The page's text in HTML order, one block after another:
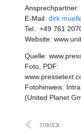
Ansprechpartner:
E-Mail:
Tel.: +49 761
Website:
Quelle:
Foto, PDF:
Fotohinweis:
(United Planet
Zurück
ZURÜCK